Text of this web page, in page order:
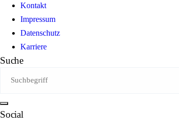
Kontakt
Impressum
Datenschutz
Karriere
Suche
Social